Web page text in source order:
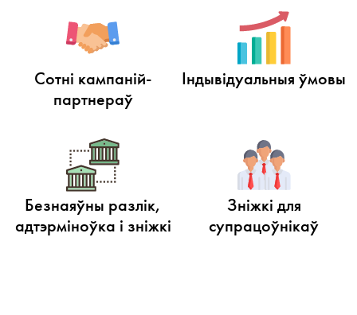
Сотні кампаній-
партнераў
Індывідуальныя ўмовы
Безнаяўны разлік,
адтэрміноўка і зніжкі
Зніжкі для
супрацоўнікаў